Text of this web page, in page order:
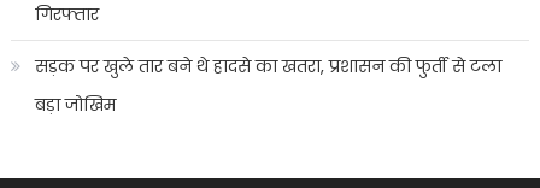
गिरफ्तार
सड़क पर खुले तार बने थे हादसे का खतरा, प्रशासन की फुर्ती से टला
बड़ा जोखिम